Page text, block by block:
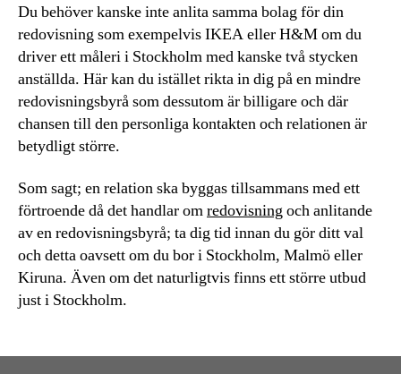
Du behöver kanske inte anlita samma bolag för din
redovisning som exempelvis IKEA eller H&M om du
driver ett måleri i Stockholm med kanske två stycken
anställda. Här kan du istället rikta in dig på en mindre
redovisningsbyrå som dessutom är billigare och där
chansen till den personliga kontakten och relationen är
betydligt större.
Som sagt; en relation ska byggas tillsammans med ett
förtroende då det handlar omredovisningoch anlitande
av en redovisningsbyrå; ta dig tid innan du gör ditt val
och detta oavsett om du bor i Stockholm, Malmö eller
Kiruna. Även om det naturligtvis finns ett större utbud
just i Stockholm.